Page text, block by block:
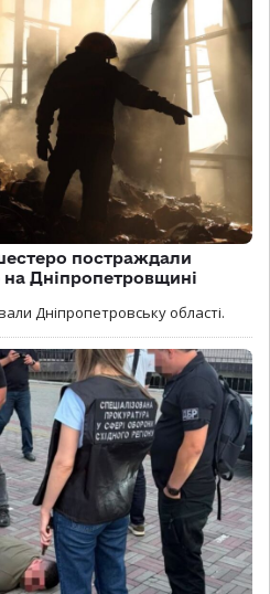
постраждали
на Дніпропетровщині
Дніпропетровську області.